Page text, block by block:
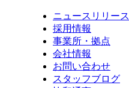
ニュースリリース
採用情報
事業所・拠点
会社情報
お問い合わせ
スタッフブログ